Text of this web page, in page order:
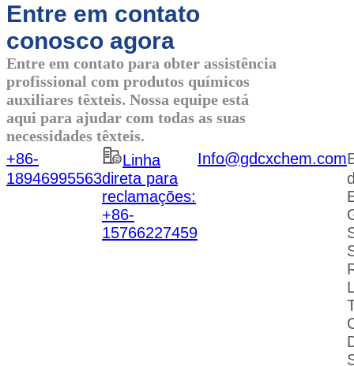
Entre em contato
conosco agora
Entre em contato para obter assistência
profissional com produtos químicos
auxiliares têxteis. Nossa equipe está
aqui para ajudar com todas as suas
necessidades têxteis.
+86-
18946995563
Linha
direta para
reclamações:
+86-
15766227459
Info@gdcxchem.com